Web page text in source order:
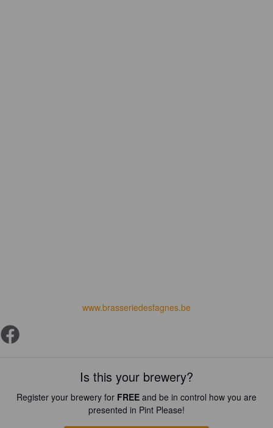
www.brasseriedesfagnes.be
Is this your brewery?
Register your brewery for FREE and be in control how you are
presented in Pint Please!